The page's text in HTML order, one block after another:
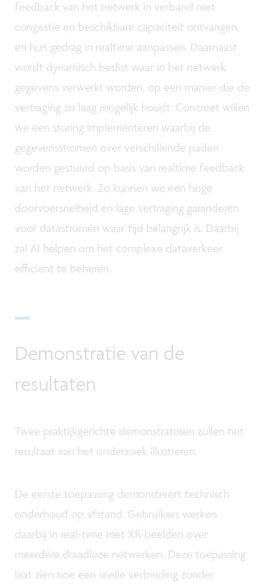
feedback van het netwerk in verband met
congestie en beschikbare capaciteit ontvangen,
en hun gedrag in realtime aanpassen. Daarnaast
wordt dynamisch beslist waar in het netwerk
gegevens verwerkt worden, op een manier die de
vertraging zo laag mogelijk houdt. Concreet willen
we een sturing implementeren waarbij de
gegevensstromen over verschillende paden
worden gestuurd op basis van realtime feedback
van het netwerk. Zo kunnen we een hoge
doorvoersnelheid en lage vertraging garanderen
voor datastromen waar tijd belangrijk is. Daarbij
zal AI helpen om het complexe dataverkeer
efficiënt te beheren.
Demonstratie van de
resultaten
Twee praktijkgerichte demonstratoren zullen het
resultaat van het onderzoek illustreren.
De eerste toepassing demonstreert technisch
onderhoud op afstand. Gebruikers werken
daarbij in real-time met XR-beelden over
meerdere draadloze netwerken. Deze toepassing
laat zien hoe een snelle verbinding zonder